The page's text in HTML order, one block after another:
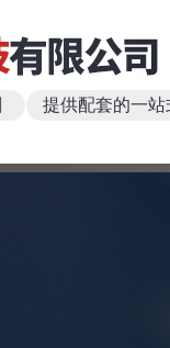
提供配套的一站